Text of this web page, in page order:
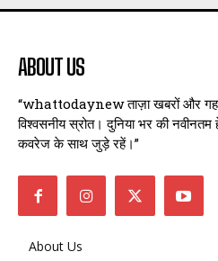
ABOUT US
“whattodaynew ताज़ा खबरों और
विश्वसनीय स्रोत। दुनिया भर की नवीनतम
कवरेज के साथ जुड़े रहें।”
About Us